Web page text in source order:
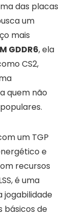
das placas
um
mais
GDDR6, ela
CS2,
quem não
um TGP
e
recursos
é uma
jogabilidade
básicos de